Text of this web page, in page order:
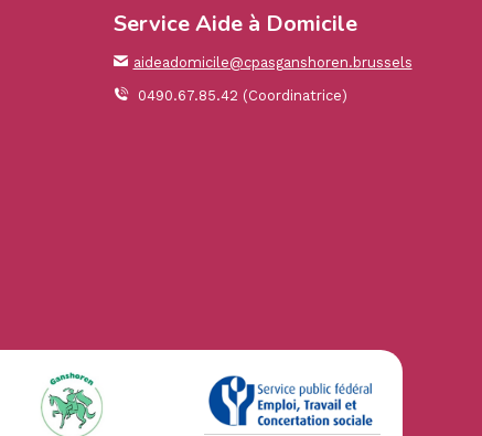
Service Aide à Domicile
aideadomicile@cpasganshoren.brussels
0490.67.85.42 (Coordinatrice)